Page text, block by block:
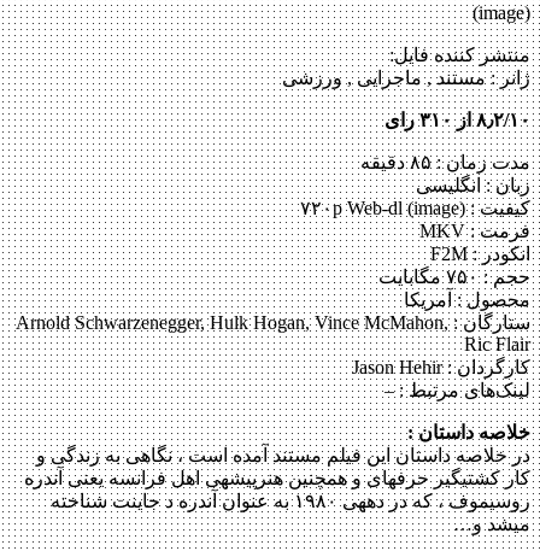
(image)
منتشر کننده فایل:
ژانر : مستند , ماجرایی , ورزشی
۸٫۲/۱۰ از ۳۱۰ رای
مدت زمان : ۸۵ دقیقه
زبان : انگلیسی
کیفیت : ۷۲۰p Web-dl (image)
فرمت : MKV
انکودر : F2M
حجم : ۷۵۰ مگابایت
محصول : آمریکا
ستارگان :Arnold Schwarzenegger, Hulk Hogan, Vince McMahon,
Ric Flair
کارگردان :Jason Hehir
لینک‌های مرتبط :–
خلاصه داستان :
در خلاصه داستان این فیلم مستند آمده است ، نگاهی به زندگی و
کار کشتی‎گیر حرفه‎ای و همچنین هنرپیشه‎ی اهل فرانسه یعنی آندره
روسیموف ، که در دهه‎ی ۱۹۸۰ به عنوان آندره د جاینت شناخته
می‎شد و…